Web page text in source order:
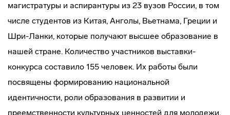
магистратуры и аспирантуры из 23 вузов России, в том
числе студентов из Китая, Анголы, Вьетнама, Греции и
Шри-Ланки, которые получают высшее образование в
нашей стране. Количество участников выставки-
конкурса составило 155 человек. Их работы были
посвящены формированию национальной
идентичности, роли образования в развитии и
преемственности культурных ценностей для молодежи,